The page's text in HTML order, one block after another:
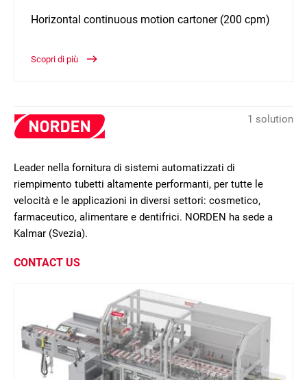
Horizontal continuous motion cartoner (200 cpm)
Scopri di più
1 solution
Leader nella fornitura di sistemi automatizzati di
riempimento tubetti altamente performanti, per tutte le
velocità e le applicazioni in diversi settori: cosmetico,
farmaceutico, alimentare e dentifrici. NORDEN ha sede a
Kalmar (Svezia).
CONTACT US